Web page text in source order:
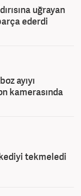
uğrayan
ederdi
ayıyı
kamerasında
tekmeledi